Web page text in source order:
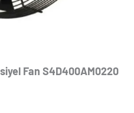
Fan S4D400AM0220